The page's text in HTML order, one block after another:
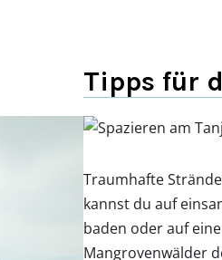
Tipps für
Traumhafte
kannst du auf
baden oder auf
Mangrovenwälder